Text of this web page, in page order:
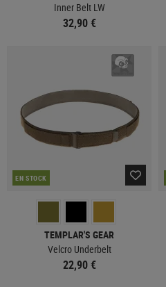
Inner Belt LW
32,90 €
EN STOCK
TEMPLAR'S GEAR
Velcro Underbelt
22,90 €